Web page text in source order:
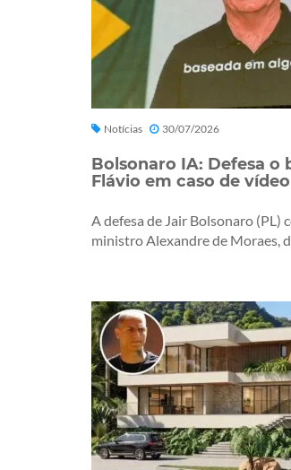
Notícias 30/07/2026
Bolsonaro IA: Defesa o
Flávio em caso de vídeo
A defesa de Jair Bolsonaro (PL)
ministro Alexandre de Moraes,